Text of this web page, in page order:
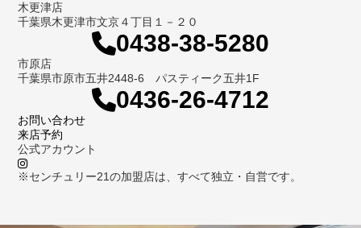
木更津店
千葉県木更津市文京４丁目１－２０
0438-38-5280
市原店
千葉県市原市五井2448-6 パスティーク五井1F
0436-26-4712
お問い合わせ
来店予約
公式アカウント
※センチュリー21の加盟店は、すべて独立・自営です。